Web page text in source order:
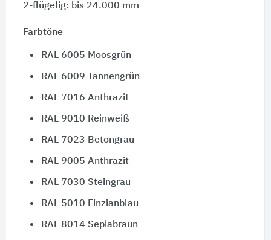
2-flügelig: bis 24.000 mm
Farbtöne
RAL 6005 Moosgrün
RAL 6009 Tannengrün
RAL 7016 Anthrazit
RAL 9010 Reinweiß
RAL 7023 Betongrau
RAL 9005 Anthrazit
RAL 7030 Steingrau
RAL 5010 Einzianblau
RAL 8014 Sepiabraun